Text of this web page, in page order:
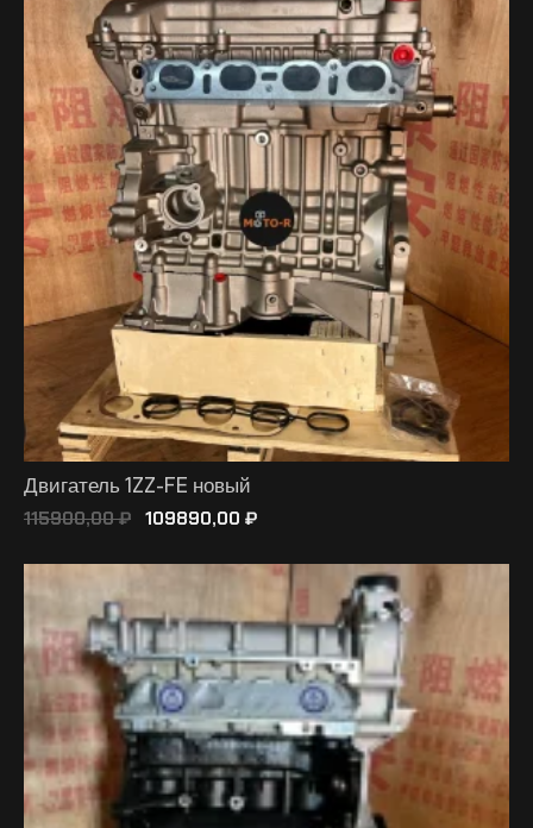
Двигатель 1ZZ-FE новый
115900,00₽ 109890,00 ₽